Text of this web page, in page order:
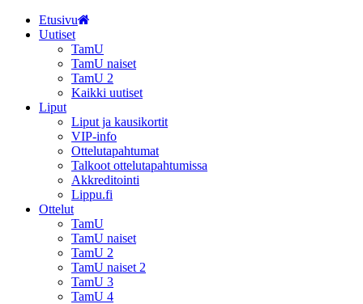
Etusivu
Uutiset
TamU
TamU naiset
TamU 2
Kaikki uutiset
Liput
Liput ja kausikortit
VIP-info
Ottelutapahtumat
Talkoot ottelutapahtumissa
Akkreditointi
Lippu.fi
Ottelut
TamU
TamU naiset
TamU 2
TamU naiset 2
TamU 3
TamU 4